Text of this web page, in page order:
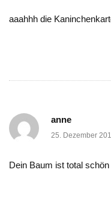
aaahhh die
anne
25. Dezember
Dein Baum ist total